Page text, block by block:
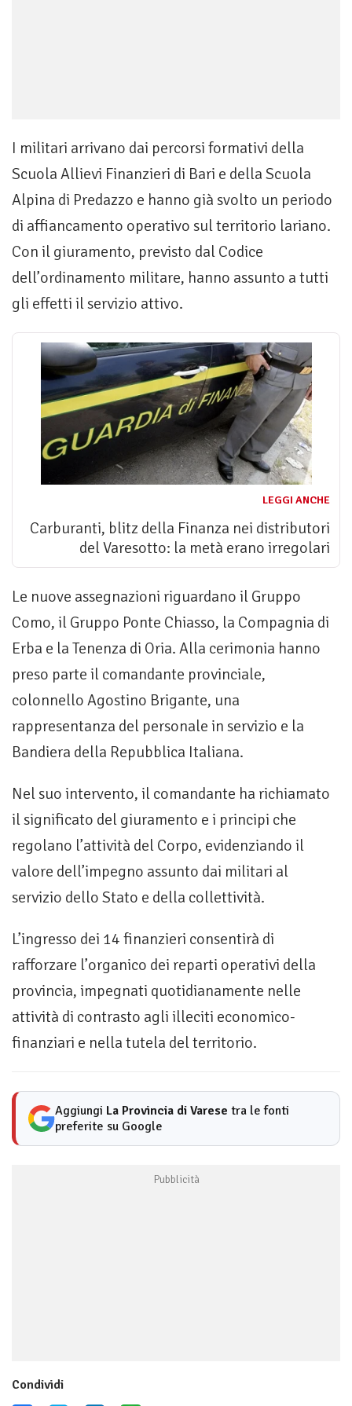
I militari arrivano dai percorsi formativi della
Scuola Allievi Finanzieri di Bari e della Scuola
Alpina di Predazzo e hanno già svolto un periodo
di affiancamento operativo sul territorio lariano.
Con il giuramento, previsto dal Codice
dell’ordinamento militare, hanno assunto a tutti
gli effetti il servizio attivo.
LEGGI ANCHE
Carburanti, blitz della Finanza nei distributori
del Varesotto: la metà erano irregolari
Le nuove assegnazioni riguardano il Gruppo
Como, il Gruppo Ponte Chiasso, la Compagnia di
Erba e la Tenenza di Oria. Alla cerimonia hanno
preso parte il comandante provinciale,
colonnello Agostino Brigante, una
rappresentanza del personale in servizio e la
Bandiera della Repubblica Italiana.
Nel suo intervento, il comandante ha richiamato
il significato del giuramento e i principi che
regolano l’attività del Corpo, evidenziando il
valore dell’impegno assunto dai militari al
servizio dello Stato e della collettività.
L’ingresso dei 14 finanzieri consentirà di
rafforzare l’organico dei reparti operativi della
provincia, impegnati quotidianamente nelle
attività di contrasto agli illeciti economico-
finanziari e nella tutela del territorio.
Aggiungi La Provincia di Varese tra le fonti
preferite su Google
Condividi